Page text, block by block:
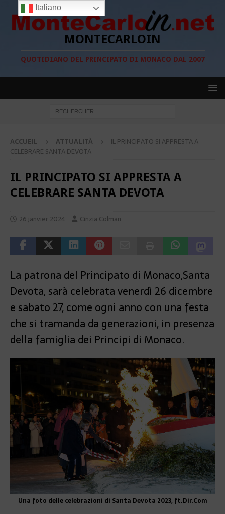
MONTECARLOIN
QUOTIDIANO DEL PRINCIPATO DI MONACO DAL 2007
ACCUEIL ATTUALITÀ
IL PRINCIPATO SI APPRESTA A
CELEBRARE SANTA DEVOTA
IL PRINCIPATO SI APPRESTA A
CELEBRARE SANTA DEVOTA
26 janvier 2024 Cinzia Colman
La patrona del Principato di Monaco,Santa
Devota, sarà celebrata venerdì 26 dicembre
e sabato 27, come ogni anno con una festa
che si tramanda da generazioni, in presenza
della famiglia dei Principi di Monaco.
Una foto delle celebrazioni di Santa Devota 2023, ft.Dir.Com
Italiano